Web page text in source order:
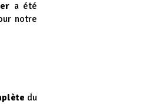
a été
notre
du